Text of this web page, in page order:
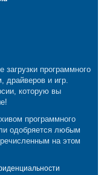
загрузки программного
драйверов и игр.
которую вы
программного
одобряется любым
на этом